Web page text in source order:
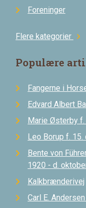
Foreninger
Flere kategorier chevron_right
Populære
Fangerne i
Edvard Albert
Marie Østerby f.
Leo Borup f.
Bente von
1920 - d.
Kalkbrænderivej
Carl E.